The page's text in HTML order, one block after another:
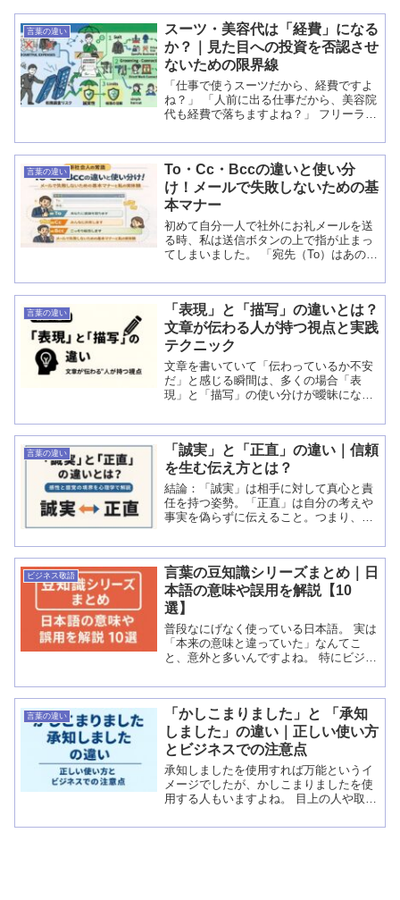
言葉の違い
スーツ・美容代は「経費」になる
か？｜見た目への投資を否認させ
ないための限界線
「仕事で使うスーツだから、経費ですよ
ね？」 「人前に出る仕事だから、美容院
代も経費で落ちますよね？」 フリーラン
税務の世界ではこれらは極めて「落ちに
くい」項目です。 なぜなら、衣服や容
姿...
言葉の違い
To・Cc・Bccの違いと使い分
け！メールで失敗しないための基
本マナー
初めて自分一人で社外にお礼メールを送
る時、私は送信ボタンの上で指が止まっ
てしまいました。 「宛先（To）はあのお
上司を入れるんだっけ？ あれ、Bcc（ビ
ーシーシー）って何のためにあるの？ も
しかし...
言葉の違い
「表現」と「描写」の違いとは？
文章が伝わる人が持つ視点と実践
テクニック
文章を書いていて「伝わっているか不安
だ」と感じる瞬間は、多くの場合「表
現」と「描写」の使い分けが曖昧になっ
ているようで役割が異なり、どちらか一
方に偏ると読者の理解が浅くなります。
この記事では、両者...
言葉の違い
「誠実」と「正直」の違い｜信頼
を生む伝え方とは？
結論：「誠実」は相手に対して真心と責
任を持つ姿勢。「正直」は自分の考えや
事実を偽らずに伝えること。つまり、誠
実」とは？｜信頼を築く“真心の姿勢”
「誠実」とは、相手や状況...
ビジネス敬語
言葉の豆知識シリーズまとめ｜日
本語の意味や誤用を解説【10
選】
普段なにげなく使っている日本語。 実は
「本来の意味と違っていた」なんてこ
と、意外と多いんですよね。 特にビジネ
と、相手の印象を損ねることも…。 そん
なときに役立つのが、この「豆知識シリ
ーズ」...
言葉の違い
「かしこまりました」と 「承知
しました」の違い｜正しい使い方
とビジネスでの注意点
承知しましたを使用すれば万能というイ
メージでしたが、かしこまりましたを使
用する人もいますよね。 目上の人や取引
で「礼儀正しい」と思われるか「少し違